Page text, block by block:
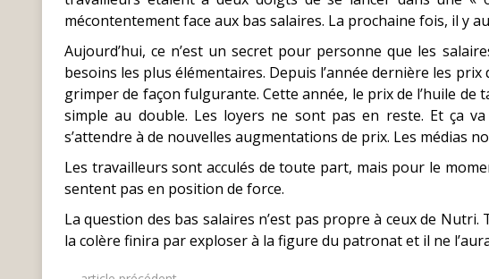
mécontentement face aux bas salaires. La prochaine fois, il y
Aujourd’hui, ce n’est un secret pour personne que les
besoins les plus élémentaires. Depuis l’année dernière les
grimper de façon fulgurante. Cette année, le prix de l’huile de
simple au double. Les loyers ne sont pas en reste. Et ça
s’attendre à de nouvelles augmentations de prix. Les médias
Les travailleurs sont acculés de toute part, mais pour le
sentent pas en position de force.
La question des bas salaires n’est pas propre à ceux de
la colère finira par exploser à la figure du patronat et il ne